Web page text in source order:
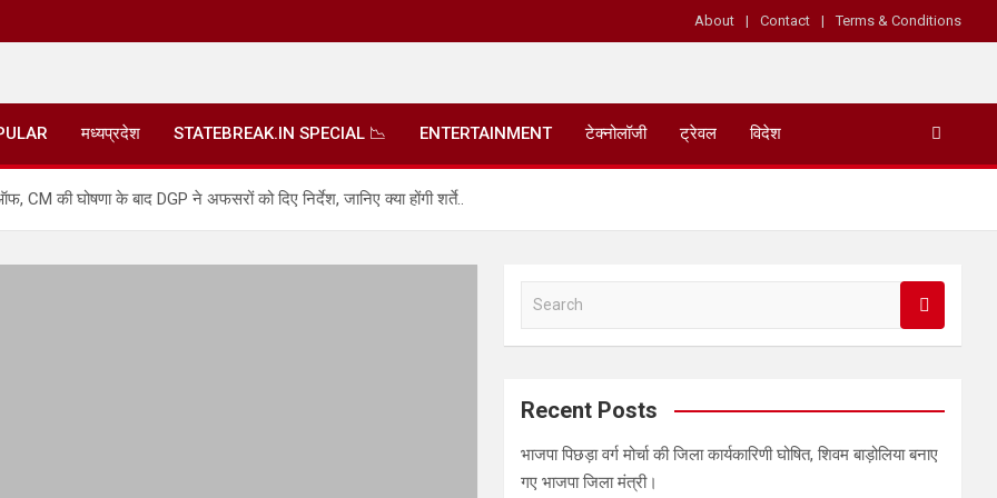
About Contact Terms & Conditions
मध्यप्रदेश STATEBREAK.IN SPECIAL 📉 ENTERTAINMENT टेक्नोलॉजी ट्रेवल विदेश
CM की घोषणा के बाद DGP ने अफसरों को दिए निर्देश, जानिए क्या होंगी शर्ते..
a
c
Recent Posts
भाजपा पिछड़ा वर्ग मोर्चा की जिला कार्यकारिणी घोषित, शिवम बाड़ोलिया बनाए
गए भाजपा जिला मंत्री।